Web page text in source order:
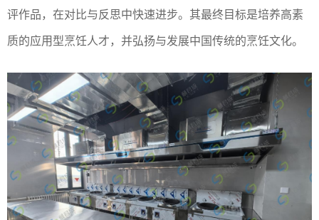
评作品，在对比与反思中快速进步。‌其最终目标是培养高素
质的应用型烹饪人才，并弘扬与发展中国传统的烹饪文化。‌